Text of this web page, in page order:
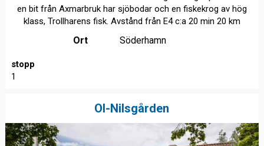
en bit från Axmarbruk har sjöbodar och en fiskekrog av hög
klass, Trollharens fisk. Avstånd från E4 c:a 20 min 20 km
Ort Söderhamn
stopp
1
Ol-Nilsgården